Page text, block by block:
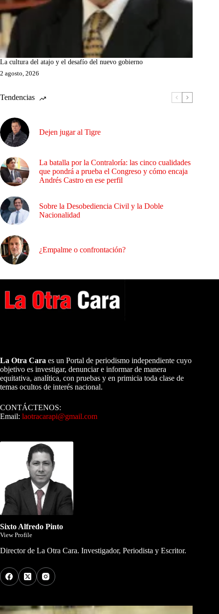
La cultura del atajo y el desafío del nuevo gobierno
2 agosto, 2026
Tendencias
Dejen jugar al Tigre
La batalla por la Contraloría: las cinco cualidades
que pondrá a prueba el Congreso y cómo encaja
Andrés Castro en ese perfil
Sobre la Desobediencia Civil y la Doble
Nacionalidad
¿Empalme o confrontación?
La Otra Cara es un Portal de periodismo independiente cuyo
objetivo es investigar, denunciar e informar de manera
equitativa, analítica, con pruebas y en primicia toda clase de
temas ocultos de interés nacional.
CONTÁCTENOS:
Email: laotracarapi@gmail.com
Sixto Alfredo Pinto
View Profile
Director de La Otra Cara. Investigador, Periodista y Escritor.